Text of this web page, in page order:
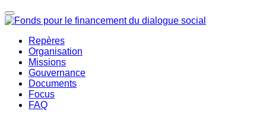
Repères
Organisation
Missions
Gouvernance
Documents
Focus
FAQ